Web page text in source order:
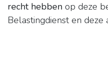
recht hebben op deze
Belastingdienst en deze